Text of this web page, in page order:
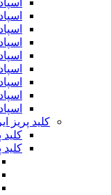
کلید پریز